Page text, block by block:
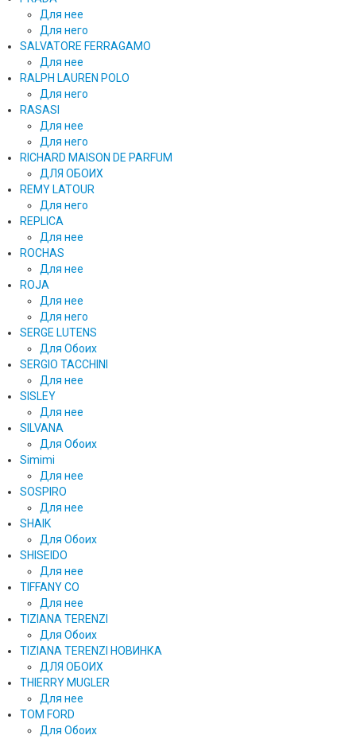
Для нее
Для него
SALVATORE FERRAGAMO
Для нее
RALPH LAUREN POLO
Для него
RASASI
Для нее
Для него
RICHARD MAISON DE PARFUM
ДЛЯ ОБОИХ
REMY LATOUR
Для него
REPLICA
Для нее
ROCHAS
Для нее
ROJA
Для нее
Для него
SERGE LUTENS
Для Обоих
SERGIO TACCHINI
Для нее
SISLEY
Для нее
SILVANA
Для Обоих
Simimi
Для нее
SOSPIRO
Для нее
SHAIK
Для Обоих
SHISEIDO
Для нее
TIFFANY CO
Для нее
TIZIANA TERENZI
Для Обоих
TIZIANA TERENZI НОВИНКА
ДЛЯ ОБОИХ
THIERRY MUGLER
Для нее
TOM FORD
Для Обоих